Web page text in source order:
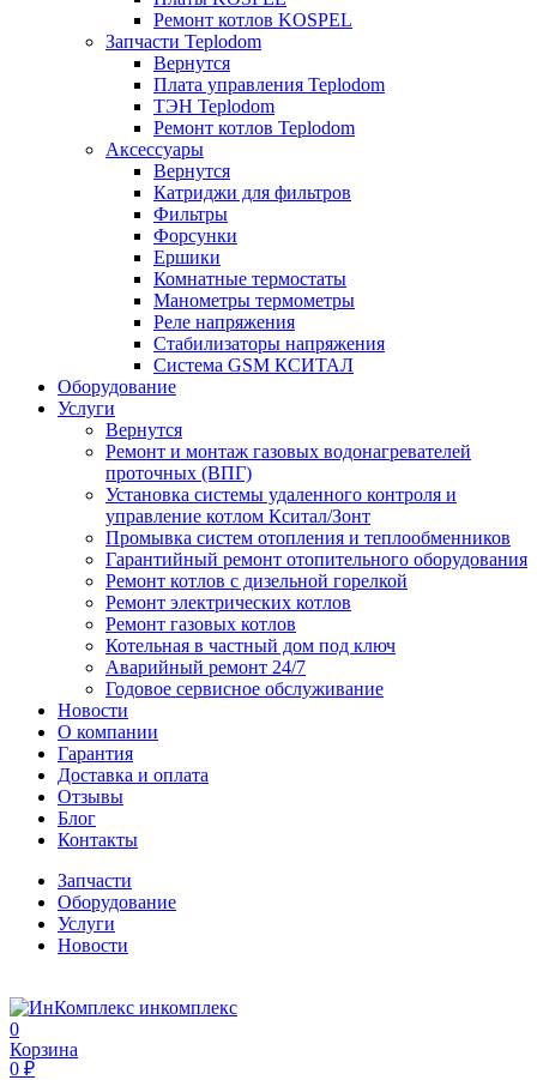
Ремонт котлов KOSPEL
Запчасти Teplodom
Вернутся
Плата управления Teplodom
ТЭН Teplodom
Ремонт котлов Teplodom
Аксессуары
Вернутся
Катриджи для фильтров
Фильтры
Форсунки
Ершики
Комнатные термостаты
Манометры термометры
Реле напряжения
Стабилизаторы напряжения
Система GSM КСИТАЛ
Оборудование
Услуги
Вернутся
Ремонт и монтаж газовых водонагревателей
проточных (ВПГ)
Установка системы удаленного контроля и
управление котлом Кситал/Зонт
Промывка систем отопления и теплообменников
Гарантийный ремонт отопительного оборудования
Ремонт котлов с дизельной горелкой
Ремонт электрических котлов
Ремонт газовых котлов
Котельная в частный дом под ключ
Аварийный ремонт 24/7
Годовое сервисное обслуживание
Новости
О компании
Гарантия
Доставка и оплата
Отзывы
Блог
Контакты
Запчасти
Оборудование
Услуги
Новости
инкомплекс
0
Корзина
0 ₽